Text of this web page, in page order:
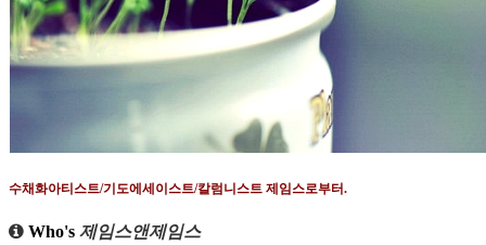
수채화아티스트/기도에세이스트/칼럼니스트 제임스로부터.
Who's 제임스앤제임스